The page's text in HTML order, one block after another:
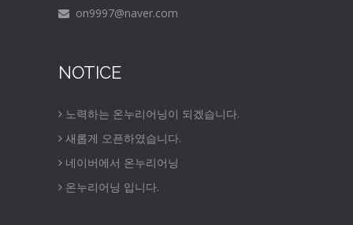
on9997@naver.com
NOTICE
노력하는 온누리어닝이 되겠습니다.
새롭게 오픈하였습니다.
네이버에서 온누리어닝
온누리어닝 입니다.